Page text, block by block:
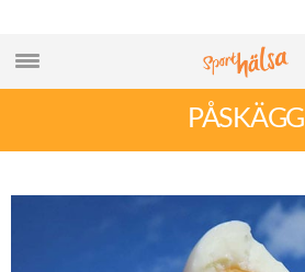
PÅSKÄGG